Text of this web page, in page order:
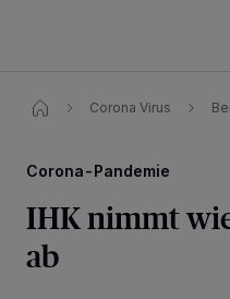
Corona Virus
Corona-Pandemie
IHK nimmt
ab